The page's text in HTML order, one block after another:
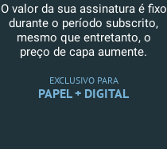
O valor da sua assinatura é fixo
durante o período subscrito,
mesmo que entretanto, o
preço de capa aumente.
EXCLUSIVO PARA
PAPEL + DIGITAL